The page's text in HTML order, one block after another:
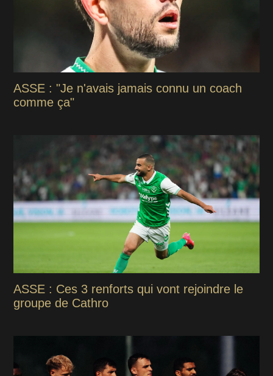
ASSE : "Je n'avais jamais connu un coach
comme ça"
ASSE : Ces 3 renforts qui vont rejoindre le
groupe de Cathro